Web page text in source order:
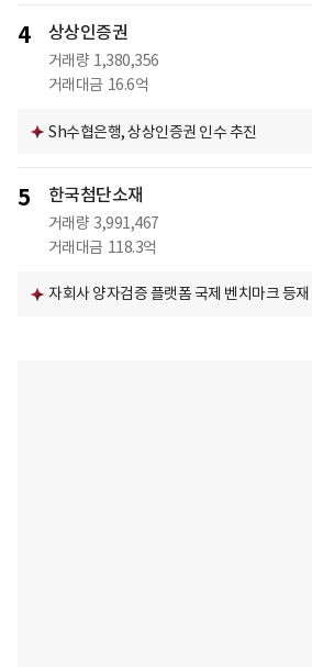
4 상상인증권
거래량 1,380,356
거래대금 16.6억
Sh수협은행, 상상인증권 인수 추진
5 한국첨단소재
거래량 3,991,467
거래대금 118.3억
자회사 양자검증 플랫폼 국제 벤치마크 등재